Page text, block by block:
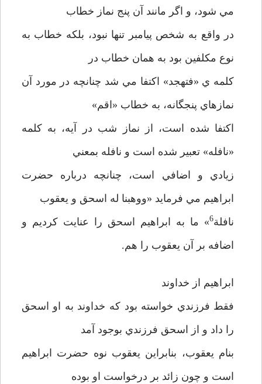
مي شود، و اگر مانند آن پنج نماز خطاب
در واقع به شخص پيامبر تنها نبود، بلكه خطاب به
نوع مكلفين بود به همان خطاب در
كلمه ي «فتهجد» اكتفا مي شد چنانچه در مورد آن
نمازهاي پنجگانه، به خطاب «اقم»
اكتفا شده است، از نماز شب در آيه، به كلمه
«نافله» تعبير شده است و نافله بمعني
زيادي و اضافي است، چنانچه درباره حضرت
ابراهيم مي فرمايد «ووهبنا له اسحق و يعقوب
نافلة6» ما به ابراهيم اسحق را عنايت كرديم و
اضافه بر آن يعقوب را هم.
ابراهيم از خداوند
فقط فرزندي خواسته بود كه خداوند به او اسحق
را داد و از اسحق فرزندي بوجود آمد
بنام يعقوب، بنابراين يعقوب نوه حضرت ابراهيم
است و چون زائد بر درخواست او بوده